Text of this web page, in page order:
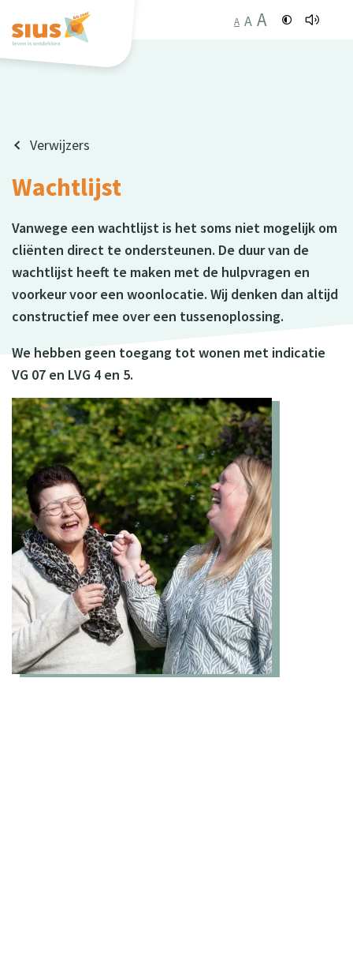
A A A
Verwijzers
Wachtlijst
Vanwege een wachtlijst is het soms niet mogelijk om
cliënten direct te ondersteunen. De duur van de
wachtlijst heeft te maken met de hulpvragen en
voorkeur voor een woonlocatie. Wij denken dan altijd
constructief mee over een tussenoplossing.
We hebben geen toegang tot wonen met indicatie
VG 07 en LVG 4 en 5.